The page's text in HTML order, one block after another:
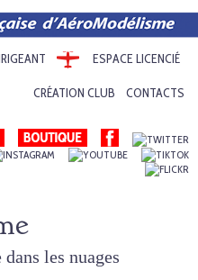
ESPACE LICENCIÉ
CRÉATION CLUB CONTACTS
les nuages